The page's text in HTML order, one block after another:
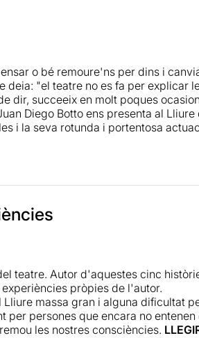
minuts de representació no
és brillant en tots els sentit i fa
casa aquests cinc testimonis tan
o bé remoure'ns per dins i
deia: "el teatre no es fa per explicar
dir, succeeix en molt poques
Diego Botto ens presenta al Lliure
i la seva rotunda i portentosa
el mateix Botto com a actor. No li he
compromeses com "Martin H" o
que només atribuïm als grans
i un alt grau d'emotivitat-
Peris-Mencheta, que últimament
cas se li pot criticar un excés de
i certa manca d'idees pel
d'aquest bon espectacle també
teatre. Autor d'aquestes cinc
pròpies de l'autor.
massa gran i alguna dificultat
per persones que encara no entenen
les nostres consciències.